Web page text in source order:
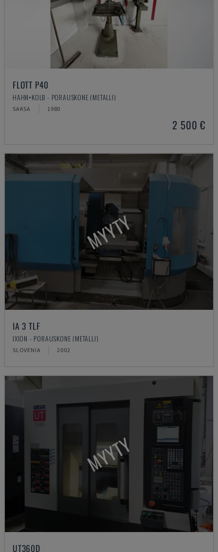
FLOTT P40
HAHN+KOLB - PORAUSKONE (METALLI)
SAKSA 1980
2 500 €
MYYTY
IA 3 TLF
IXION - PORAUSKONE (METALLI)
SLOVENIA 2002
MYYTY
UT360D